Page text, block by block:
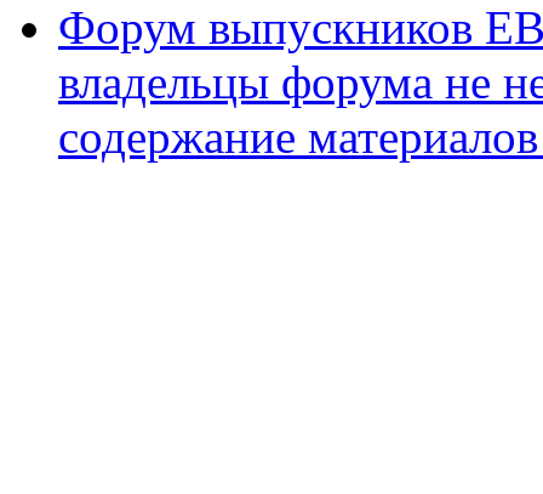
Форум выпускников
владельцы форума не
содержание